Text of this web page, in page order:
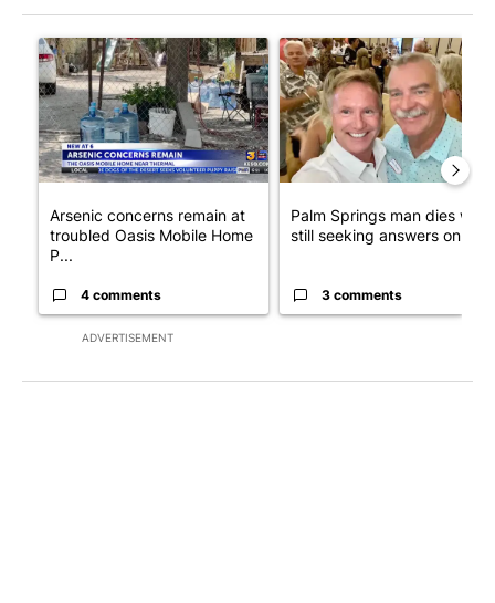
ADVERTISEMENT
A trending article titled "Arsenic concerns remain at troubled
Arsenic concerns remain at
troubled Oasis Mobile Home
P...
4 comments
A trending article titled
Palm Springs man dies while
still seeking answers on hu...
3 comments